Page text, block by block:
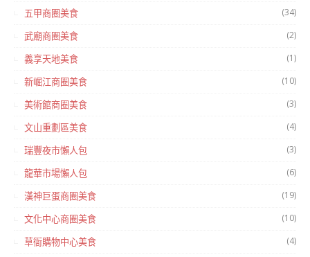
五甲商圈美食 (34)
武廟商圈美食 (2)
義享天地美食 (1)
新崛江商圈美食 (10)
美術館商圈美食 (3)
文山重劃區美食 (4)
瑞豐夜市懶人包 (3)
龍華市場懶人包 (6)
漢神巨蛋商圈美食 (19)
文化中心商圈美食 (10)
草衙購物中心美食 (4)